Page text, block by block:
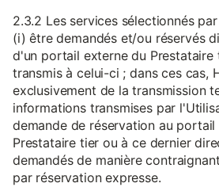
2.3.2 Les services sélectionnés
(i) être demandés et/ou réservés
d'un portail externe du Prestataire
transmis à celui-ci ; dans ces cas,
exclusivement de la transmission
informations transmises par
demande de réservation au portail
Prestataire tier ou à ce dernier
demandés de manière
par réservation expresse.